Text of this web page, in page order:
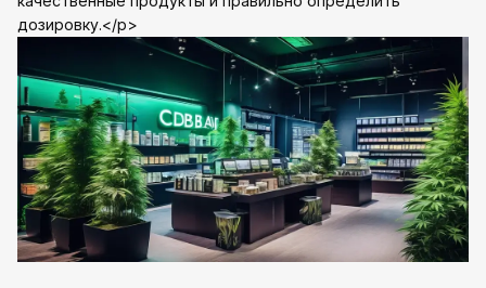
дозировку.</p>